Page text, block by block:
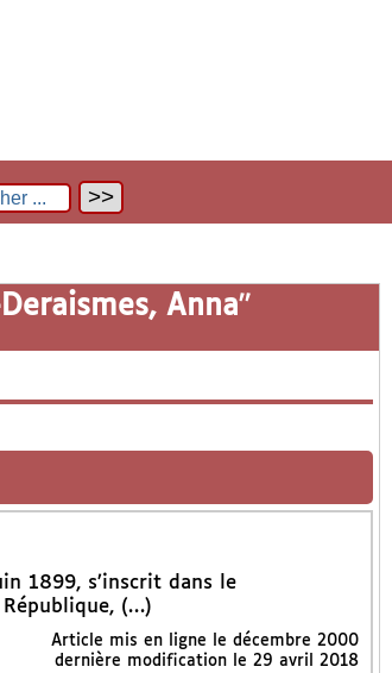
Anna"
1899, s’inscrit dans le
(…)
Article mis en ligne le décembre 2000
dernière modification le 29 avril 2018